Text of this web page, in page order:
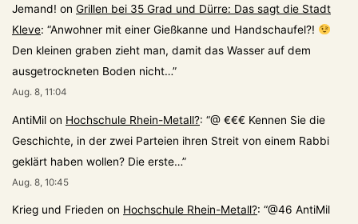
Jemand! on Grillen bei 35 Grad und Dürre: Das sagt die Stadt
Kleve: “Anwohner mit einer Gießkanne und Handschaufel?!
Den kleinen graben zieht man, damit das Wasser auf dem
ausgetrockneten Boden nicht…”
Aug. 8, 11:04
AntiMil on Hochschule Rhein-Metall?: “@ €€€ Kennen Sie die
Geschichte, in der zwei Parteien ihren Streit von einem Rabbi
geklärt haben wollen? Die erste…”
Aug. 8, 10:45
Krieg und Frieden on Hochschule Rhein-Metall?: “@46 AntiMil